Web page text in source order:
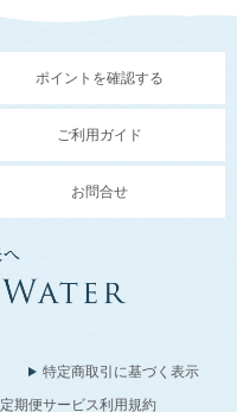
ポイントを確認する
ご利用ガイド
お問合せ
特定商取引に基づく表示
定期便サービス利用規約